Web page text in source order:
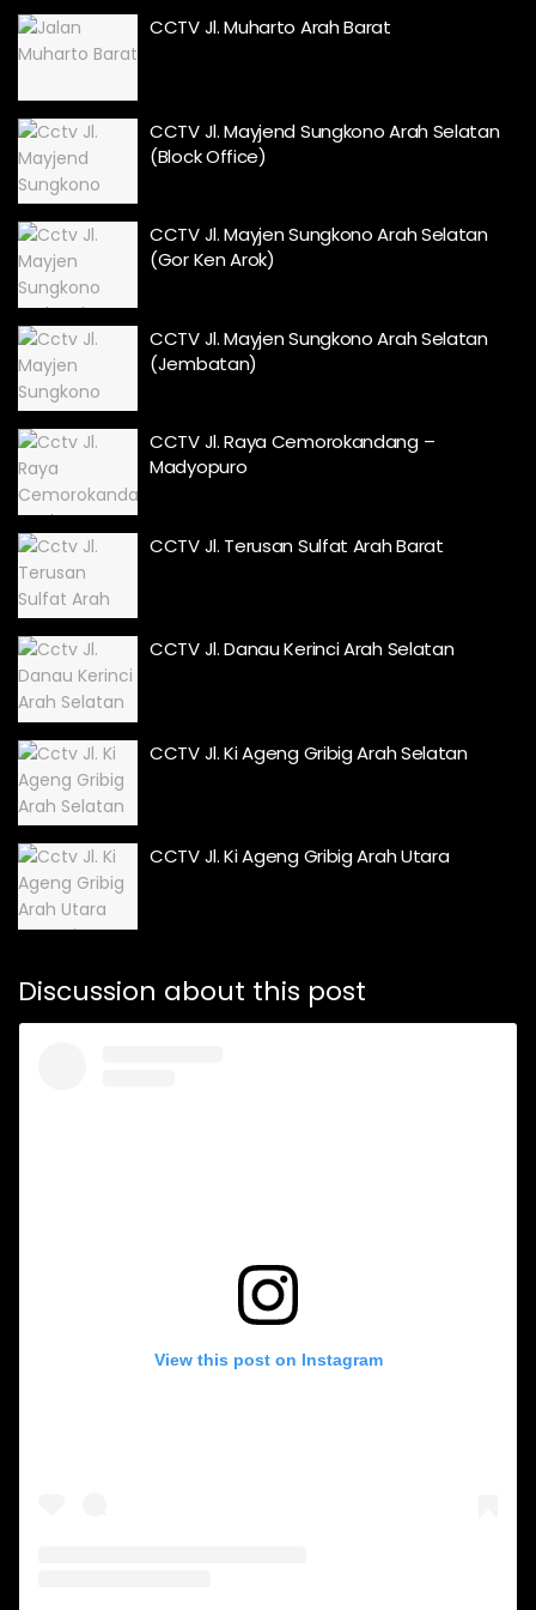
CCTV Jl. Muharto Arah Barat
CCTV Jl. Mayjend Sungkono Arah Selatan
(Block Office)
CCTV Jl. Mayjen Sungkono Arah Selatan
(Gor Ken Arok)
CCTV Jl. Mayjen Sungkono Arah Selatan
(Jembatan)
CCTV Jl. Raya Cemorokandang –
Madyopuro
CCTV Jl. Terusan Sulfat Arah Barat
CCTV Jl. Danau Kerinci Arah Selatan
CCTV Jl. Ki Ageng Gribig Arah Selatan
CCTV Jl. Ki Ageng Gribig Arah Utara
Discussion about this post
View this post on Instagram